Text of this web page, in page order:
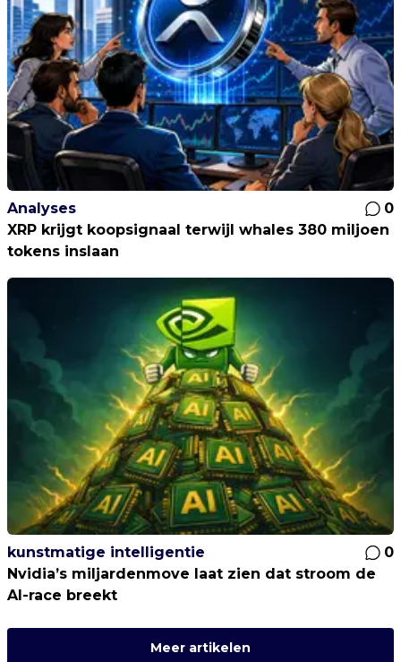
Analyses
0
XRP krijgt koopsignaal terwijl whales 380 miljoen
tokens inslaan
kunstmatige intelligentie
0
Nvidia’s miljardenmove laat zien dat stroom de
AI-race breekt
Meer artikelen